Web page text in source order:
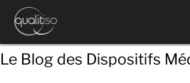
Le Blog des Dispositifs